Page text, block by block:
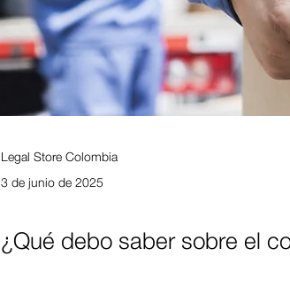
Legal Store Colombia
3 de junio de 2025
¿Qué debo saber sobre el